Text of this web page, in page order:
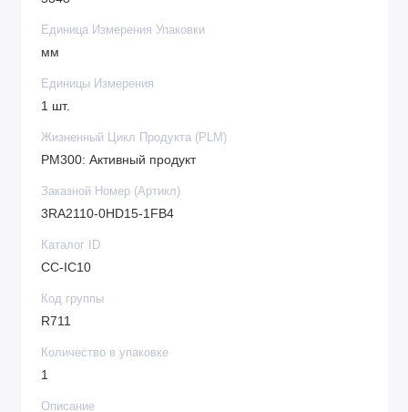
Единица Измерения Упаковки
мм
Единицы Измерения
1 шт.
Жизненный Цикл Продукта (PLM)
PM300: Активный продукт
Заказной Номер (Артикл)
3RA2110-0HD15-1FB4
Каталог ID
CC-IC10
Код группы
R711
Количество в упаковке
1
Описание